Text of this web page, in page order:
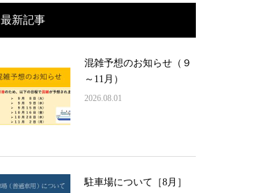
最新記事
混雑予想のお知らせ（９
～11月）
2026.08.01
駐車場について［8月］